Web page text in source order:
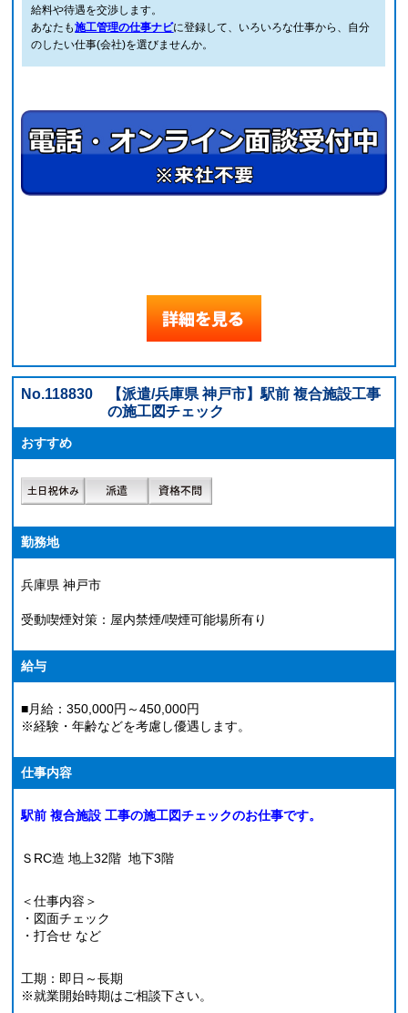
給料や待遇を交渉します。
あなたも施工管理の仕事ナビに登録して、いろいろな仕事から、自分
のしたい仕事(会社)を選びませんか。
No.118830
【派遣/兵庫県 神戸市】駅前 複合施設工事
の施工図チェック
おすすめ
勤務地
兵庫県 神戸市
受動喫煙対策：屋内禁煙/喫煙可能場所有り
給与
■月給：350,000円～450,000円
※経験・年齢などを考慮し優遇します。
仕事内容
駅前 複合施設 工事の施工図チェックのお仕事です。
ＳRC造 地上32階 地下3階
＜仕事内容＞
・図面チェック
・打合せ など
工期：即日～長期
※就業開始時期はご相談下さい。